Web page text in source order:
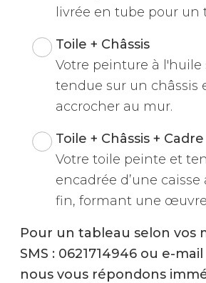
livrée en tube pour un
Toile + Châssis
Votre peinture à
tendue sur un châssis
accrocher au mur.
Toile + Châssis + Cadre
Votre toile peinte et
encadrée d’une
fin, formant une œuvre
Pour un tableau selon vos
SMS : 0621714946 ou e-
nous vous répondons